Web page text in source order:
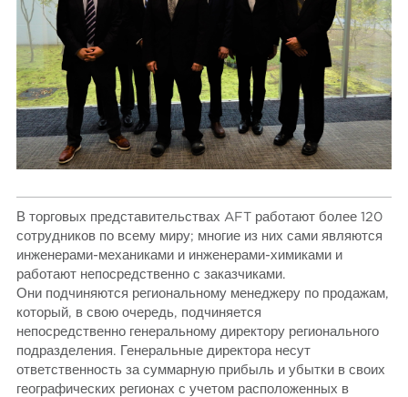
В торговых представительствах AFT работают более 120
сотрудников по всему миру; многие из них сами являются
инженерами-механиками и инженерами-химиками и
работают непосредственно с заказчиками.
Они подчиняются региональному менеджеру по продажам,
который, в свою очередь, подчиняется
непосредственно генеральному директору регионального
подразделения. Генеральные директора несут
ответственность за суммарную прибыль и убытки в своих
географических регионах с учетом расположенных в